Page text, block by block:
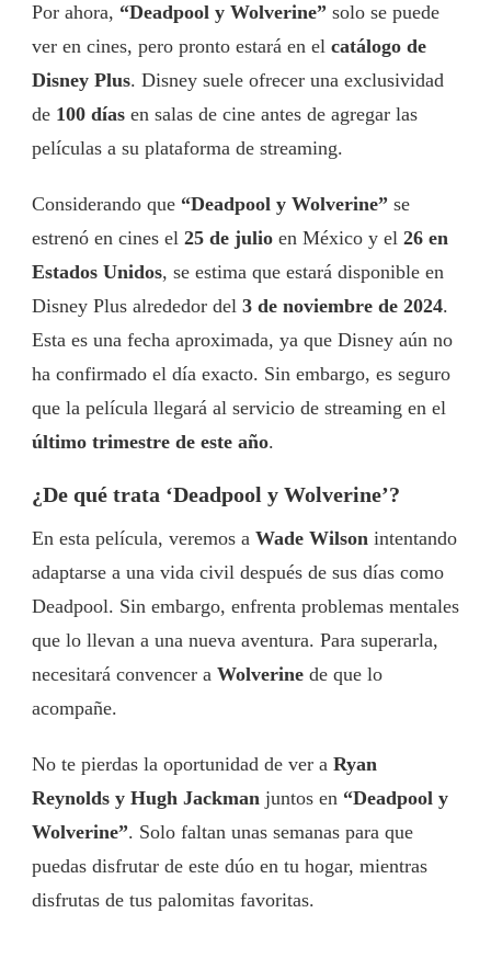
Por ahora, “Deadpool y Wolverine” solo se puede
ver en cines, pero pronto estará en el catálogo de
Disney Plus. Disney suele ofrecer una exclusividad
de 100 días en salas de cine antes de agregar las
películas a su plataforma de streaming.
Considerando que “Deadpool y Wolverine” se
estrenó en cines el 25 de julio en México y el 26 en
Estados Unidos, se estima que estará disponible en
Disney Plus alrededor del 3 de noviembre de 2024.
Esta es una fecha aproximada, ya que Disney aún no
ha confirmado el día exacto. Sin embargo, es seguro
que la película llegará al servicio de streaming en el
último trimestre de este año.
¿De qué trata ‘Deadpool y Wolverine’?
En esta película, veremos a Wade Wilson intentando
adaptarse a una vida civil después de sus días como
Deadpool. Sin embargo, enfrenta problemas mentales
que lo llevan a una nueva aventura. Para superarla,
necesitará convencer a Wolverine de que lo
acompañe.
No te pierdas la oportunidad de ver a Ryan
Reynolds y Hugh Jackman juntos en “Deadpool y
Wolverine”. Solo faltan unas semanas para que
puedas disfrutar de este dúo en tu hogar, mientras
disfrutas de tus palomitas favoritas.